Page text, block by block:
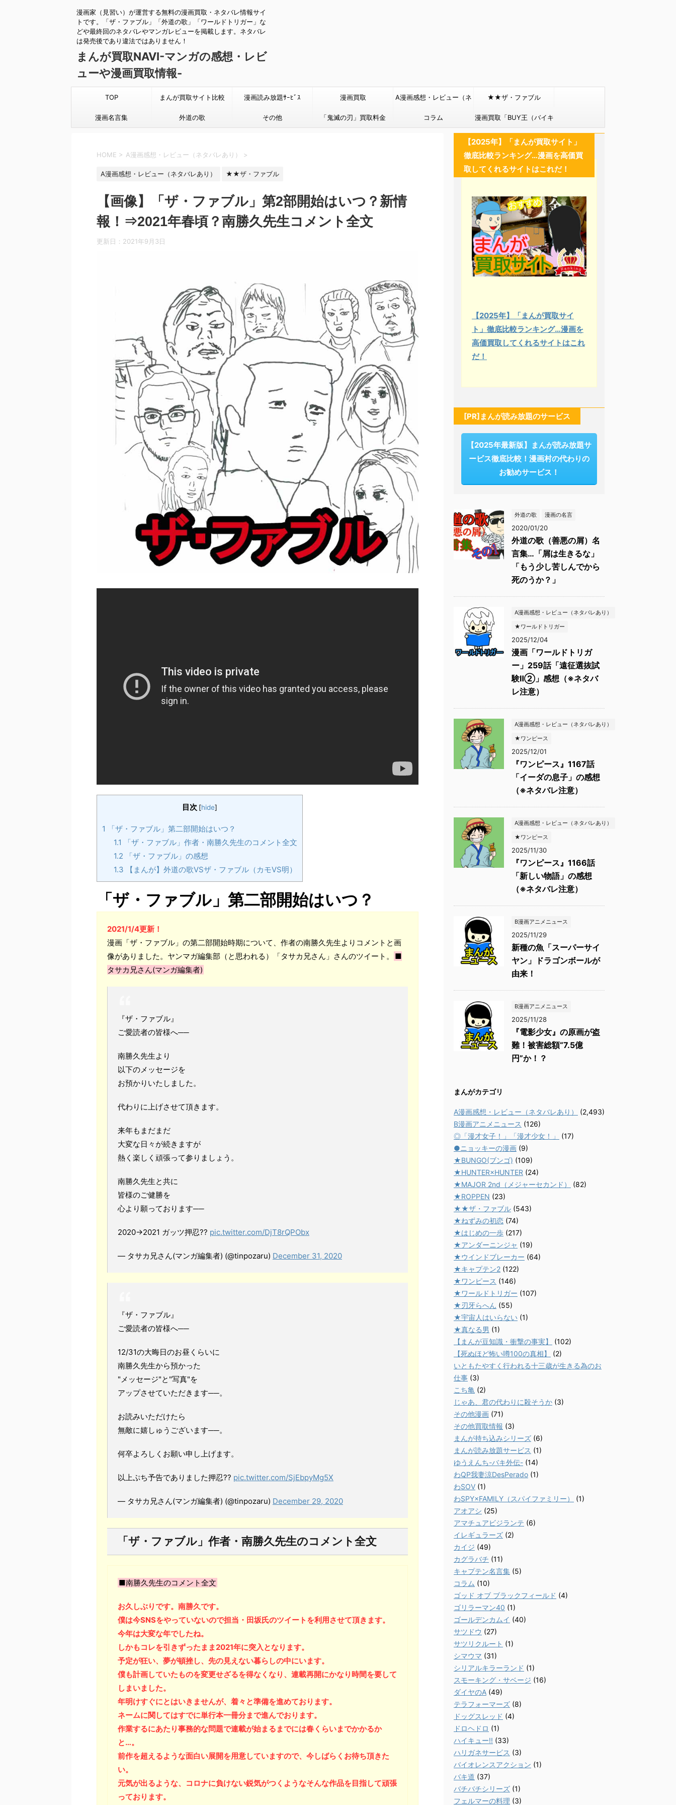
漫画家（見習い）が運営する無料の漫画買取・ネタバレ情報サイ
トです。「ザ・ファブル」「外道の歌」「ワールドトリガー」な
どや最終回のネタバレやマンガレビューを掲載します。ネタバレ
は発売後であり違法ではありません！
まんが買取NAVI-マンガの感想・レビ
ューや漫画買取情報-
TOP まんが買取サイト比較 漫画読み放題ｻｰﾋﾞｽ 漫画買取 A漫画感想・レビュー（ネ
タバレあり）
★★ザ・ファブル
漫画名言集 外道の歌 その他 「鬼滅の刃」買取料金 コラム 漫画買取「BUY王（バイキ
ング）」
HOME > A漫画感想・レビュー（ネタバレあり） >
A漫画感想・レビュー（ネタバレあり） ★★ザ・ファブル
【画像】「ザ・ファブル」第2部開始はいつ？新情
報！⇒2021年春頃？南勝久先生コメント全文
更新日： 2021年9月3日
目次 [hide]
1
「ザ・ファブル」第二部開始はいつ？
1.1 「ザ・ファブル」作者・南勝久先生のコメント全文
1.2 「ザ・ファブル」の感想
1.3 【まんが】外道の歌VSザ・ファブル（カモVS明）
「ザ・ファブル」第二部開始はいつ？
2021/1/4更新！
漫画「ザ・ファブル」の第二部開始時期について、作者の南勝久先生よりコメントと画
像がありました。ヤンマガ編集部（と思われる）「タサカ兄さん」さんのツイート。
■
タサカ兄さん(マンガ編集者)
『ザ・ファブル』
ご愛読者の皆様へ──
南勝久先生より
以下のメッセージを
お預かりいたしました。
代わりに上げさせて頂きます。
来年もまだまだ
大変な日々が続きますが
熱く楽しく頑張って参りましょう。
南勝久先生と共に
皆様のご健勝を
心より願っております──
2020→2021 ガッツ押忍?? pic.twitter.com/DjT8rQPObx
— タサカ兄さん(マンガ編集者) (@tinpozaru) December 31, 2020
『ザ・ファブル』
ご愛読者の皆様へ──
12/31の大晦日のお昼くらいに
南勝久先生から預かった
"メッセージ"と"写真"を
アップさせていただきます──。
お読みいただけたら
無敵に嬉しゅうございます──。
何卒よろしくお願い申し上げます。
以上ぷち予告でありました押忍?? pic.twitter.com/SjEbpyMg5X
— タサカ兄さん(マンガ編集者) (@tinpozaru) December 29, 2020
「ザ・ファブル」作者・南勝久先生のコメント全文
■南勝久先生のコメント全文
お久しぶりです。南勝久です。
僕は今SNSをやっていないので担当・田坂氏のツイートを利用させて頂きます。
今年は大変な年でしたね。
しかもコレを引きずったまま2021年に突入となります。
予定が狂い、夢が頓挫し、先の見えない暮らしの中にいます。
僕も計画していたものを変更せざるを得なくなり、連載再開にかなり時間を要して
しまいました。
年明けすぐにとはいきませんが、着々と準備を進めております。
ネームに関してはすでに単行本一冊分まで進んでおります。
作業するにあたり事務的な問題で連載が始まるまでには春くらいまでかかるか
と…。
前作を超えるような面白い展開を用意していますので、今しばらくお待ち頂きた
い。
元気が出るような、コロナに負けない鋭気がつくようなそんな作品を目指して頑張
っております。
【2025年】「まんが買取サイト」
徹底比較ランキング…漫画を高価買
取してくれるサイトはこれだ！
【2025年】「まんが買取サイ
ト」徹底比較ランキング…漫画を
高価買取してくれるサイトはこれ
だ！
[PR]まんが読み放題のサービス
【2025年最新版】まんが読み放題サ
ービス徹底比較！漫画村の代わりの
お勧めサービス！
外道の歌 漫画の名言
2020/01/20
外道の歌（善悪の屑）名
言集…「屑は生きるな」
「もう少し苦しんでから
死のうか？」
A漫画感想・レビュー（ネタバレあり）
★ワールドトリガー
2025/12/04
漫画「ワールドトリガ
ー」259話「遠征選抜試
験Ⅱ②」感想（※ネタバ
レ注意）
A漫画感想・レビュー（ネタバレあり）
★ワンピース
2025/12/01
『ワンピース』1167話
「イーダの息子」の感想
（※ネタバレ注意）
A漫画感想・レビュー（ネタバレあり）
★ワンピース
2025/11/30
『ワンピース』1166話
「新しい物語」の感想
（※ネタバレ注意）
B漫画アニメニュース
2025/11/29
新種の魚「スーパーサイ
ヤン」ドラゴンボールが
由来！
B漫画アニメニュース
2025/11/28
『電影少女』の原画が盗
難！被害総額“7.5億
円”か！？
まんがカテゴリ
A漫画感想・レビュー（ネタバレあり）
(2,493)
B漫画アニメニュース (126)
◎「漫才女子！」「漫才少女！」
(17)
●ニョッキーの漫画 (9)
★BUNGO(ブンゴ) (109)
★HUNTER×HUNTER (24)
★MAJOR 2nd（メジャーセカンド）
(82)
★ROPPEN (23)
★★ザ・ファブル (543)
★ねずみの初恋 (74)
★はじめの一歩 (217)
★アンダーニンジャ (19)
★ウインドブレーカー (64)
★キャプテン2 (122)
★ワンピース (146)
★ワールドトリガー (107)
★刃牙らへん (55)
★宇宙人はいらない (1)
★真なる男 (1)
【まんが豆知識・衝撃の事実】
(102)
【死ぬほど怖い噂100の真相】
(2)
いともたやすく行われる十三歳が生きる為のお
仕事 (3)
こち亀 (2)
じゃあ、君の代わりに殺そうか (3)
その他漫画 (71)
その他買取情報 (3)
まんが持ち込みシリーズ (6)
まんが読み放題サービス (1)
ゆうえんち-バキ外伝- (14)
わQP我妻涼DesPerado (1)
わSOV (1)
わSPY×FAMILY（スパイファミリー）
(1)
アオアシ (25)
アマチュアビジランテ (6)
イレギュラーズ (2)
カイジ (49)
カグラバチ (11)
キャプテン名言集 (5)
コラム (10)
ゴッド オブ ブラックフィールド (4)
ゴリラーマン40 (1)
ゴールデンカムイ (40)
サツドウ (27)
サツリクルート (1)
シマウマ (31)
シリアルキラーランド (1)
スモーキング・サベージ (16)
ダイヤのA (49)
テラフォーマーズ (8)
ドッグスレッド (4)
ドロヘドロ (1)
ハイキュー!! (33)
ハリガネサービス (3)
バイオレンスアクション (1)
バキ道 (37)
バチバチシリーズ (1)
フェルマーの料理 (3)